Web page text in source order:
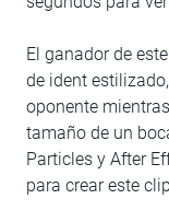
El ganador de
de ident
oponente
tamaño de un
Particles y After
para crear este